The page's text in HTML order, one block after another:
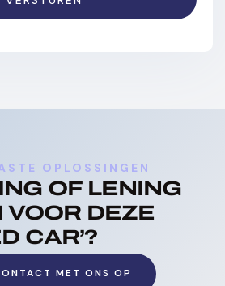
OPLOSSINGEN
OF LENING
DEZE
CAR’?
MET ONS OP